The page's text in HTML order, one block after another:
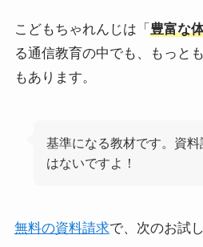
こどもちゃれんじは「 豊富な
る通信教育の中でも、もっと
もあります。
基準になる教材です。資
はないですよ！
無料の資料請求で、次のお試